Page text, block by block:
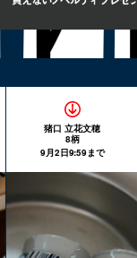
猪口 立花文穂
8柄
9月2日9:59まで